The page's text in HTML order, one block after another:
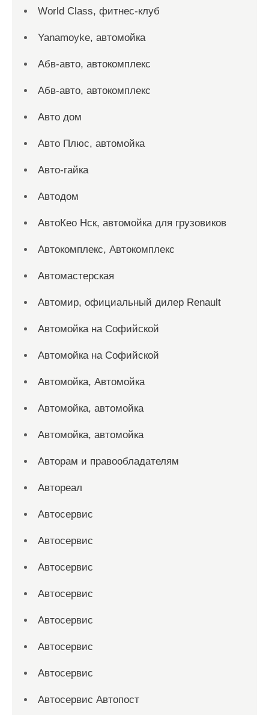
World Class, фитнес-клуб
Yanamoyke, автомойка
Абв-авто, автокомплекс
Абв-авто, автокомплекс
Авто дом
Авто Плюс, автомойка
Авто-гайка
Автодом
АвтоКео Нск, автомойка для грузовиков
Автокомплекс, Автокомплекс
Автомастерская
Автомир, официальный дилер Renault
Автомойка на Софийской
Автомойка на Софийской
Автомойка, Автомойка
Автомойка, автомойка
Автомойка, автомойка
Авторам и правообладателям
Автореал
Автосервис
Автосервис
Автосервис
Автосервис
Автосервис
Автосервис
Автосервис
Автосервис Автопост